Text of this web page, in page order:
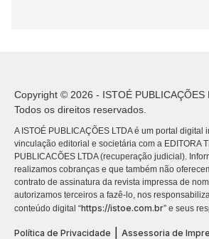
Copyright © 2026 - ISTOÉ PUBLICAÇÕES
Todos os direitos reservados.
A ISTOÉ PUBLICAÇÕES LTDA é um portal digital
vinculação editorial e societária com a EDITORA
PUBLICACÕES LTDA (recuperação judicial).
realizamos cobranças e que também não
contrato de assinatura da revista impressa de
autorizamos terceiros a fazê-lo, nos
conteúdo digital “https://istoe.com.br” e seus
Política de Privacidade
Assessoria de